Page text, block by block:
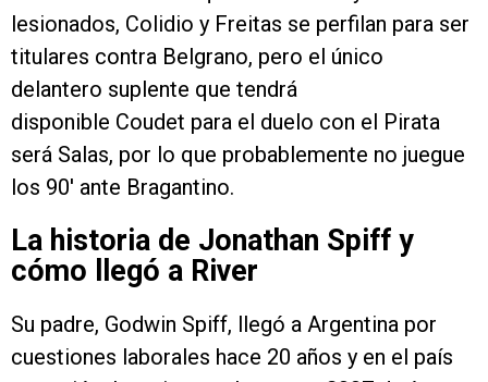
lesionados, Colidio y Freitas se perfilan para ser
titulares contra Belgrano, pero el único
delantero suplente que tendrá
disponible Coudet para el duelo con el Pirata
será Salas, por lo que probablemente no juegue
los 90′ ante Bragantino.
La historia de Jonathan Spiff y
cómo llegó a River
Su padre, Godwin Spiff, llegó a Argentina por
cuestiones laborales hace 20 años y en el país